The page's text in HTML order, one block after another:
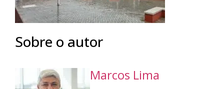
Sobre o autor
Marcos Lima